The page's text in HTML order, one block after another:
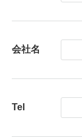
会社名
Tel